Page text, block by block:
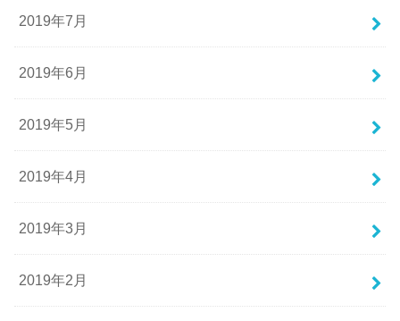
2019年7月
2019年6月
2019年5月
2019年4月
2019年3月
2019年2月